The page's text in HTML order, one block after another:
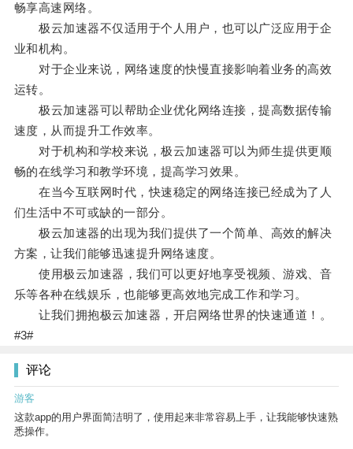
畅享高速网络。
极云加速器不仅适用于个人用户，也可以广泛应用于企
业和机构。
对于企业来说，网络速度的快慢直接影响着业务的高效
运转。
极云加速器可以帮助企业优化网络连接，提高数据传输
速度，从而提升工作效率。
对于机构和学校来说，极云加速器可以为师生提供更顺
畅的在线学习和教学环境，提高学习效果。
在当今互联网时代，快速稳定的网络连接已经成为了人
们生活中不可或缺的一部分。
极云加速器的出现为我们提供了一个简单、高效的解决
方案，让我们能够迅速提升网络速度。
使用极云加速器，我们可以更好地享受视频、游戏、音
乐等各种在线娱乐，也能够更高效地完成工作和学习。
让我们拥抱极云加速器，开启网络世界的快速通道！。
#3#
评论
游客
这款app的用户界面简洁明了，使用起来非常容易上手，让我能够快速熟
悉操作。